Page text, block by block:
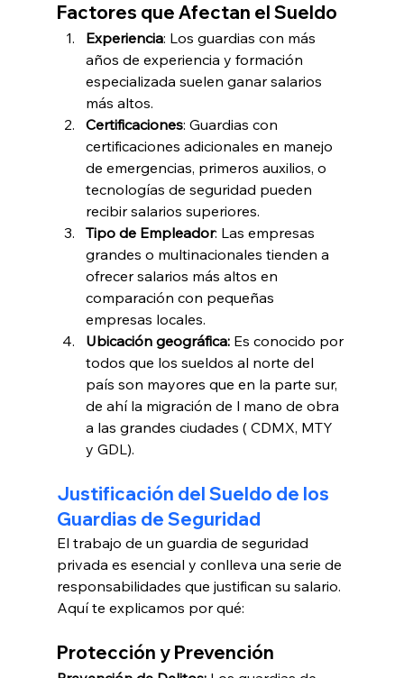
Factores que Afectan el Sueldo
Experiencia: Los guardias con más
años de experiencia y formación
especializada suelen ganar salarios
más altos.
Certificaciones: Guardias con
certificaciones adicionales en manejo
de emergencias, primeros auxilios, o
tecnologías de seguridad pueden
recibir salarios superiores.
Tipo de Empleador: Las empresas
grandes o multinacionales tienden a
ofrecer salarios más altos en
comparación con pequeñas
empresas locales.
Ubicación geográfica: Es conocido por
todos que los sueldos al norte del
país son mayores que en la parte sur,
de ahí la migración de l mano de obra
a las grandes ciudades ( CDMX, MTY
y GDL).
Justificación del Sueldo de los
Guardias de Seguridad
El trabajo de un guardia de seguridad
privada es esencial y conlleva una serie de
responsabilidades que justifican su salario.
Aquí te explicamos por qué:
Protección y Prevención